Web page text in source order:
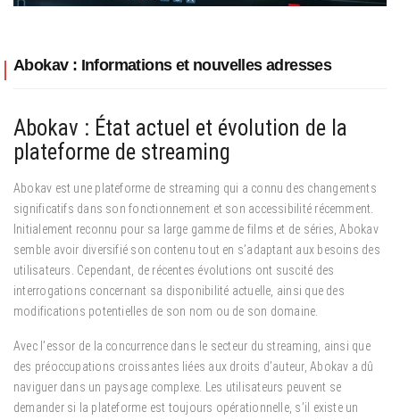
Abokav : Informations et nouvelles adresses
Abokav : État actuel et évolution de la
plateforme de streaming
Abokav est une plateforme de streaming qui a connu des changements
significatifs dans son fonctionnement et son accessibilité récemment.
Initialement reconnu pour sa large gamme de films et de séries, Abokav
semble avoir diversifié son contenu tout en s’adaptant aux besoins des
utilisateurs. Cependant, de récentes évolutions ont suscité des
interrogations concernant sa disponibilité actuelle, ainsi que des
modifications potentielles de son nom ou de son domaine.
Avec l’essor de la concurrence dans le secteur du streaming, ainsi que
des préoccupations croissantes liées aux droits d’auteur, Abokav a dû
naviguer dans un paysage complexe. Les utilisateurs peuvent se
demander si la plateforme est toujours opérationnelle, s’il existe un